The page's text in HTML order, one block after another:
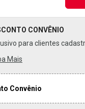
CONVÊNIO
para clientes
Mais
Convênio